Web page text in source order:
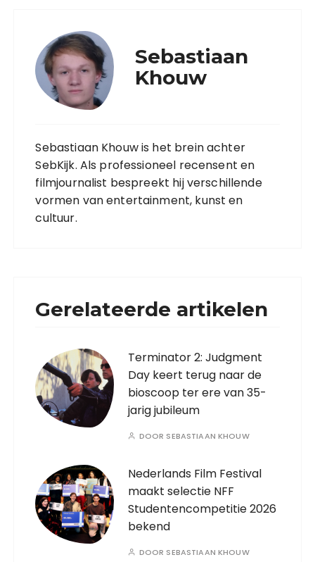
Sebastiaan
Khouw
Sebastiaan Khouw is het brein achter
SebKijk. Als professioneel recensent en
filmjournalist bespreekt hij verschillende
vormen van entertainment, kunst en
cultuur.
Gerelateerde artikelen
Terminator 2: Judgment
Day keert terug naar de
bioscoop ter ere van 35-
jarig jubileum
DOOR SEBASTIAAN KHOUW
Nederlands Film Festival
maakt selectie NFF
Studentencompetitie 2026
bekend
DOOR SEBASTIAAN KHOUW